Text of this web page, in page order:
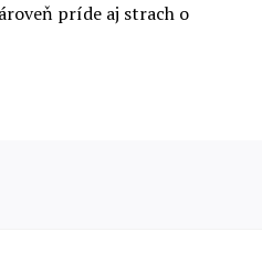
príde aj strach o